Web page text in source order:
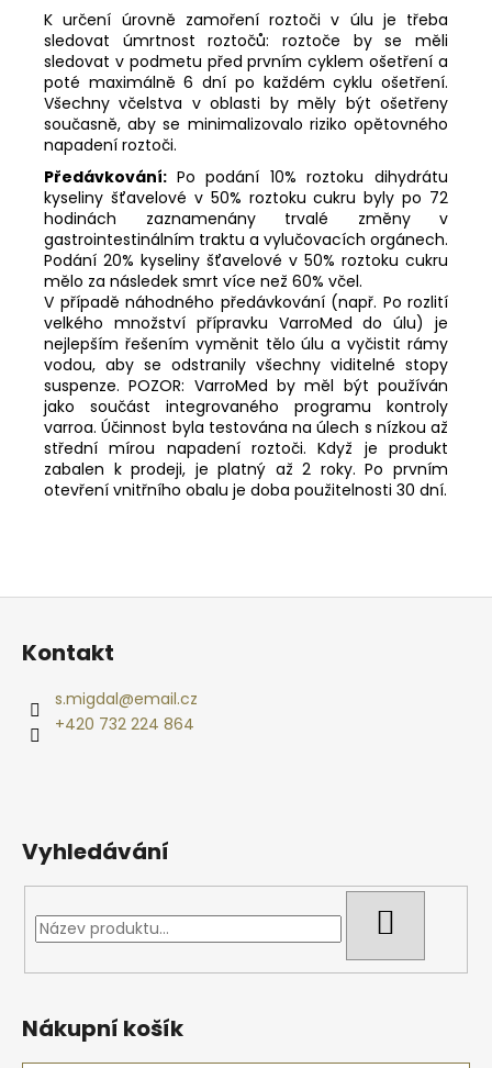
K určení úrovně zamoření roztoči v úlu je třeba
sledovat úmrtnost roztočů: roztoče by se měli
sledovat v podmetu před prvním cyklem ošetření a
poté maximálně 6 dní po každém cyklu ošetření.
Všechny včelstva v oblasti by měly být ošetřeny
současně, aby se minimalizovalo riziko opětovného
napadení roztoči.
Předávkování: Po podání 10% roztoku dihydrátu
kyseliny šťavelové v 50% roztoku cukru byly po 72
hodinách zaznamenány trvalé změny v
gastrointestinálním traktu a vylučovacích orgánech.
Podání 20% kyseliny šťavelové v 50% roztoku cukru
mělo za následek smrt více než 60% včel.
V případě náhodného předávkování (např. Po rozlití
velkého množství přípravku VarroMed do úlu) je
nejlepším řešením vyměnit tělo úlu a vyčistit rámy
vodou, aby se odstranily všechny viditelné stopy
suspenze. POZOR: VarroMed by měl být používán
jako součást integrovaného programu kontroly
varroa. Účinnost byla testována na úlech s nízkou až
střední mírou napadení roztoči. Když je produkt
zabalen k prodeji, je platný až 2 roky. Po prvním
otevření vnitřního obalu je doba použitelnosti 30 dní.
Z
Kontakt
s.migdal@email.cz
+420 732 224 864
Vyhledávání
Nákupní košík